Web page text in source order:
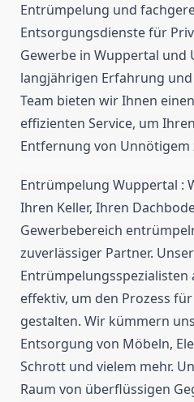
Entrümpelung und
Entsorgungsdienste für
Gewerbe in Wuppertal
langjährigen Erfahrung
Team bieten wir Ihnen
effizienten Service, um
Entfernung von Unnötigem
Entrümpelung Wuppertal :
Ihren Keller, Ihren
Gewerbebereich
zuverlässiger Partner.
effektiv, um den Prozess
gestalten. Wir kümmern
Entsorgung von Möbeln,
Schrott und vielem mehr.
Raum von überflüssigen